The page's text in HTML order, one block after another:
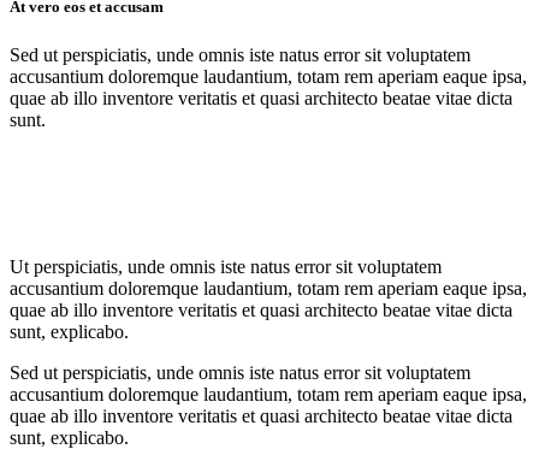
At vero eos et accusam
Sed ut perspiciatis, unde omnis iste natus error sit voluptatem
accusantium doloremque laudantium, totam rem aperiam eaque ipsa,
quae ab illo inventore veritatis et quasi architecto beatae vitae dicta
sunt.
Ut perspiciatis, unde omnis iste natus error sit voluptatem
accusantium doloremque laudantium, totam rem aperiam eaque ipsa,
quae ab illo inventore veritatis et quasi architecto beatae vitae dicta
sunt, explicabo.
Sed ut perspiciatis, unde omnis iste natus error sit voluptatem
accusantium doloremque laudantium, totam rem aperiam eaque ipsa,
quae ab illo inventore veritatis et quasi architecto beatae vitae dicta
sunt, explicabo.